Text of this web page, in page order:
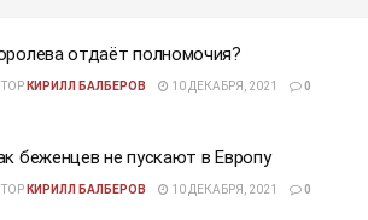
отдаёт полномочия?
КИРИЛЛ БАЛБЕРОВ 10 ДЕКАБРЯ, 2021 0
беженцев не пускают в Европу
КИРИЛЛ БАЛБЕРОВ 10 ДЕКАБРЯ, 2021 0